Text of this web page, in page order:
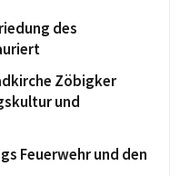
des
Zöbigker
und
Feuerwehr und den